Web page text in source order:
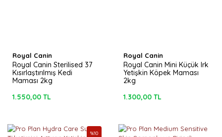
Royal Canin
Royal Canin Sterilised 37
Kısırlaştırılmış Kedi
Maması 2kg
1.550,00 TL
Royal Canin
Royal Canin Mini Küçük Irk
Yetişkin Köpek Maması
2kg
1.300,00 TL
%10